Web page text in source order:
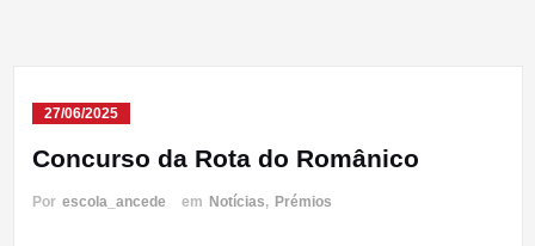
27/06/2025
Concurso da Rota do Românico
Por escola_ancede em Notícias, Prémios